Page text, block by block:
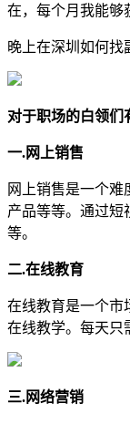
在，每个月我能够
晚上在深圳如何找
对于职场的白领们
一.网上销售
网上销售是一个
产品等等。通过短
等。
二.在线教育
在线教育是一个市
在线教学。每天只
三.网络营销